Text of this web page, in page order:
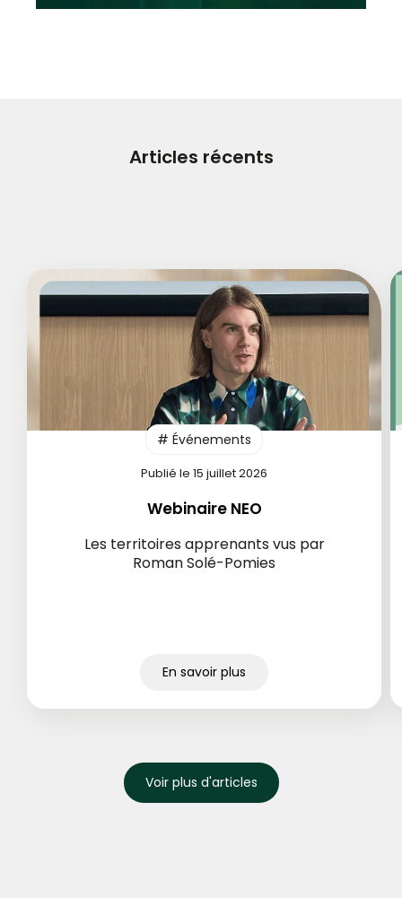
Articles récents
# Événements
Publié le 15 juillet 2026
Webinaire NEO
Les territoires apprenants vus par
Roman Solé-Pomies
En savoir plus
Voir plus d'articles